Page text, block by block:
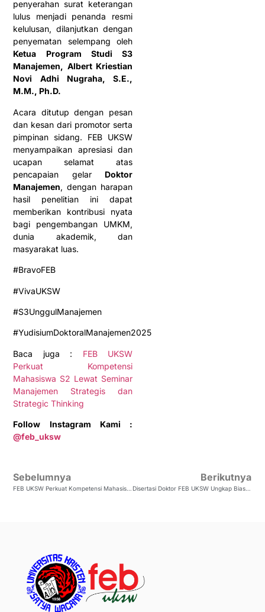
penyerahan surat keterangan
lulus menjadi penanda resmi
kelulusan, dilanjutkan dengan
penyematan selempang oleh
Ketua Program Studi S3
Manajemen, Albert Kriestian
Novi Adhi Nugraha, S.E.,
M.M., Ph.D.
Acara ditutup dengan pesan
dan kesan dari promotor serta
pimpinan sidang. FEB UKSW
menyampaikan apresiasi dan
ucapan selamat atas
pencapaian gelar Doktor
Manajemen, dengan harapan
hasil penelitian ini dapat
memberikan kontribusi nyata
bagi pengembangan UMKM,
dunia akademik, dan
masyarakat luas.
#BravoFEB
#VivaUKSW
#S3UnggulManajemen
#YudisiumDoktoralManajemen2025
Baca juga : FEB UKSW
Perkuat Kompetensi
Mahasiswa S2 Lewat Seminar
Manajemen Strategis dan
Strategic Thinking
Follow Instagram Kami :
@feb_uksw
Sebelumnya
FEB UKSW Perkuat Kompetensi Mahasiswa S2 Lewat Seminar Manajemen Strategis Dan Strategic Thinking
Berikutnya
Disertasi Doktor FEB UKSW Ungkap Bias Perilaku Dan Investasi Pada UMKM Tenun Troso Jepara